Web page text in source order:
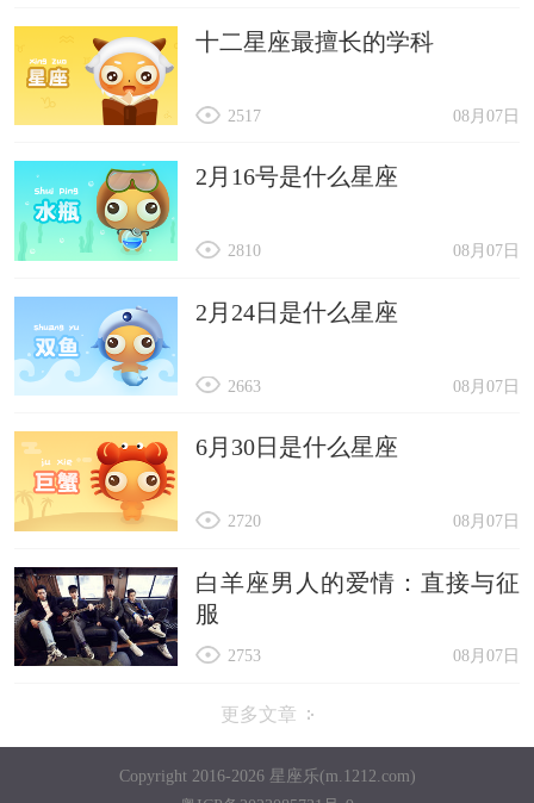
十二星座最擅长的学科
08月07日
2517
2月16号是什么星座
08月07日
2810
2月24日是什么星座
08月07日
2663
6月30日是什么星座
08月07日
2720
白羊座男人的爱情：直接与征
服
08月07日
2753
更多文章
Copyright 2016-2026 星座乐(m.1212.com)